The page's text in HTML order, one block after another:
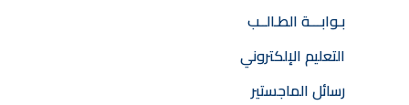
بـوابـــة الطـالــب
التعليم الإلكتروني
رسائل الماجستير